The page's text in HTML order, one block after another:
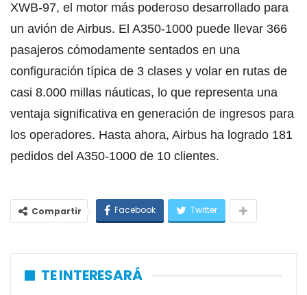
XWB-97, el motor más poderoso desarrollado para
un avión de Airbus. El A350-1000 puede llevar 366
pasajeros cómodamente sentados en una
configuración típica de 3 clases y volar en rutas de
casi 8.000 millas náuticas, lo que representa una
ventaja significativa en generación de ingresos para
los operadores. Hasta ahora, Airbus ha logrado 181
pedidos del A350-1000 de 10 clientes.
Compartir Facebook Twitter
TE INTERESARÁ